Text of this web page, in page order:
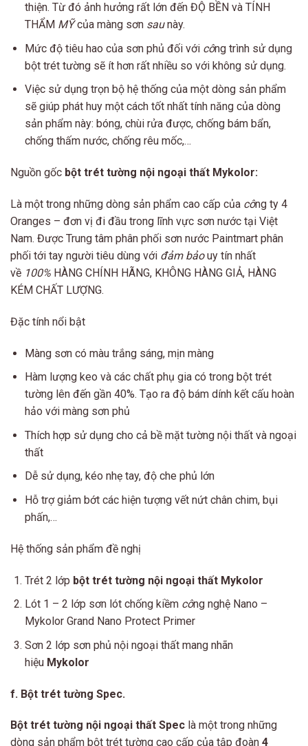
thiện. Từ đó ảnh hưởng rất lớn đến ĐỘ BỀN và TÍNH
THẨM MỸcủa màng sơn saunày.
Mức độ tiêu hao của sơn phủ đối với công trình sử dụng
bột trét tường sẽ ít hơn rất nhiều so với không sử dụng.
Việc sử dụng trọn bộ hệ thống của một dòng sản phẩm
sẽ giúp phát huy một cách tốt nhất tính năng của dòng
sản phẩm này: bóng, chùi rửa được, chống bám bẩn,
chống thấm nước, chống rêu mốc,…
Nguồn gốc bột trét tường nội ngoại thất Mykolor:
Là một trong những dòng sản phẩm cao cấp của công ty 4
Oranges – đơn vị đi đầu trong lĩnh vực sơn nước tại Việt
Nam. Được Trung tâm phân phối sơn nước Paintmart phân
phối tới tay người tiêu dùng với đảm bảouy tín nhất
về 100% HÀNG CHÍNH HÃNG, KHÔNG HÀNG GIẢ, HÀNG
KÉM CHẤT LƯỢNG.
Đặc tính nổi bật
Màng sơn có màu trắng sáng, mịn màng
Hàm lượng keo và các chất phụ gia có trong bột trét
tường lên đến gần 40%. Tạo ra độ bám dính kết cấu hoàn
hảo với màng sơn phủ
Thích hợp sử dụng cho cả bề mặt tường nội thất và ngoại
thất
Dễ sử dụng, kéo nhẹ tay, độ che phủ lớn
Hỗ trợ giảm bớt các hiện tượng vết nứt chân chim, bụi
phấn,…
Hệ thống sản phẩm đề nghị
Trét 2 lớp bột trét tường nội ngoại thất Mykolor
Lót 1 – 2 lớp sơn lót chống kiềm công nghệ Nano –
Mykolor Grand Nano Protect Primer
Sơn 2 lớp sơn phủ nội ngoại thất mang nhãn
hiệuMykolor
f. Bột trét tường Spec.
Bột trét tường nội ngoại thất Spec là một trong những
dòng sản phẩm bột trét tường cao cấp của tập đoàn 4